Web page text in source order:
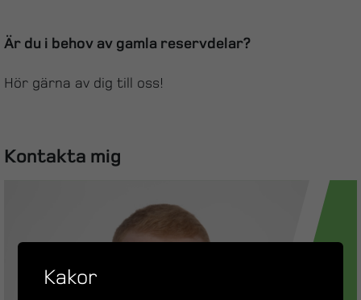
Är du i behov av gamla reservdelar?
Hör gärna av dig till oss!
Kontakta mig
Kakor